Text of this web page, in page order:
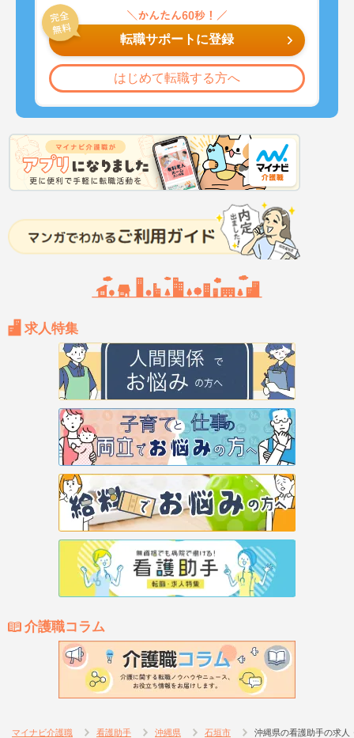
転職サポートに登録
はじめて転職する方へ
求人特集
介護職コラム
マイナビ介護職 看護助手 沖縄県 石垣市 沖縄県の看護助手の求人